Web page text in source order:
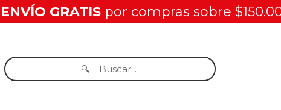
ENVÍO GRATISpor compras sobre